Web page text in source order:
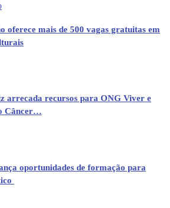
oferece mais de 500 vagas gratuitas em
arrecada recursos para ONG Viver e
Câncer…
oportunidades de formação para